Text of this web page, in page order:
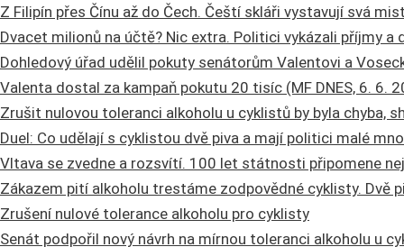
Z Filipín přes Čínu až do Čech. Čeští skláři vystavují svá
Dvacet milionů na účtě? Nic extra. Politici vykázali příjmy a
Dohledový úřad udělil pokuty senátorům Valentovi a
Valenta dostal za kampaň pokutu 20 tisíc (MF DNES, 6. 6.
Zrušit nulovou toleranci alkoholu u cyklistů by byla chyba,
Duel: Co udělají s cyklistou dvě piva a mají politici malé
Vltava se zvedne a rozsvítí. 100 let státnosti připomene
Zákazem pití alkoholu trestáme zodpovědné cyklisty. Dvě
Zrušení nulové tolerance alkoholu pro cyklisty
Senát podpořil nový návrh na mírnou toleranci alkoholu u